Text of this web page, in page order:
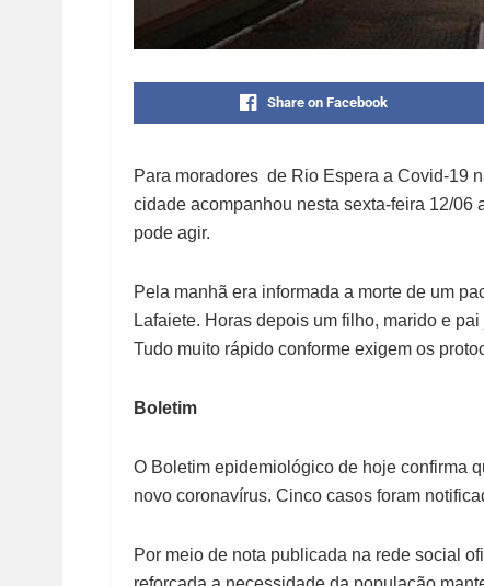
Share on Facebook
Para moradores de Rio Espera a Covid-19
cidade acompanhou nesta sexta-feira 12/
pode agir.
Pela manhã era informada a morte de um
Lafaiete. Horas depois um filho, marido e
Tudo muito rápido conforme exigem os
Boletim
O Boletim epidemiológico de hoje confirma
novo coronavírus. Cinco casos foram
Por meio de nota publicada na rede social